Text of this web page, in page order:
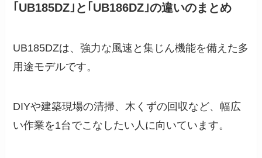
｢UB185DZ｣と｢UB186DZ｣の違いのまとめ
UB185DZは、強力な風速と集じん機能を備えた多
用途モデルです。
DIYや建築現場の清掃、木くずの回収など、幅広
い作業を1台でこなしたい人に向いています。